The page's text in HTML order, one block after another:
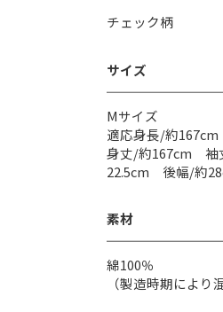
チェック柄
サイズ
Mサイズ
適応身長/約167cm
身丈/約167cm
22.5cm 後幅/約
素材
綿100％
（製造時期により